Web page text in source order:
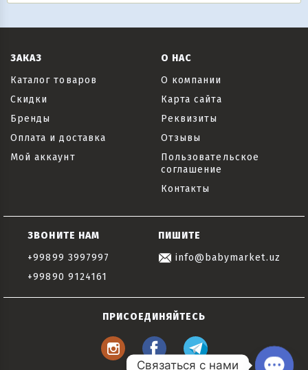
ЗАКАЗ
Каталог товаров
Скидки
Бренды
Оплата и доставка
Мой аккаунт
О НАС
О компании
Карта сайта
Реквизиты
Отзывы
Пользовательское
соглашение
Контакты
ЗВОНИТЕ НАМ
+99899 3997997
+99890 9124161
ПИШИТЕ
info@babymarket.uz
ПРИСОЕДИНЯЙТЕСЬ
Связаться с нами